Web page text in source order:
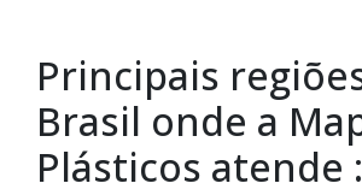
Principais
Brasil onde a
Plásticos atende :